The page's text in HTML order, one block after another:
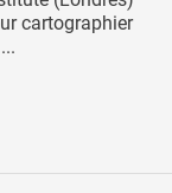
cartographier